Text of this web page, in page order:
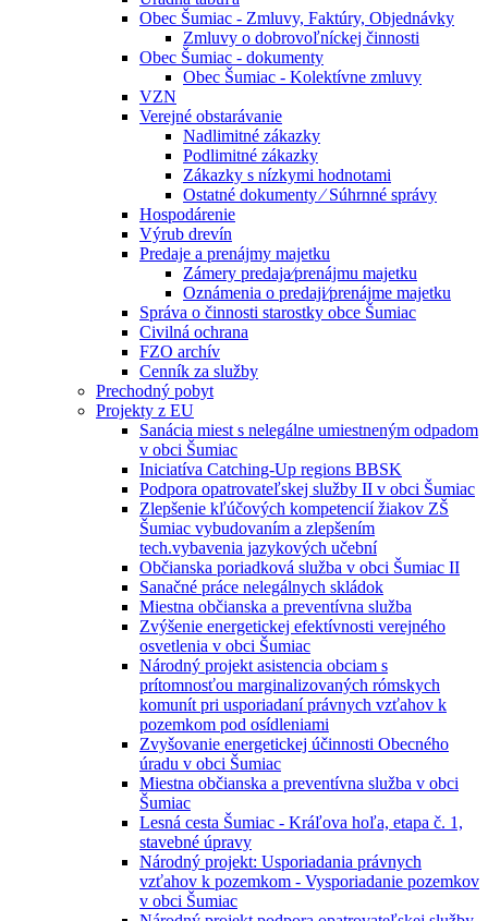
Obec Šumiac - Zmluvy, Faktúry, Objednávky
Zmluvy o dobrovoľníckej činnosti
Obec Šumiac - dokumenty
Obec Šumiac - Kolektívne zmluvy
VZN
Verejné obstarávanie
Nadlimitné zákazky
Podlimitné zákazky
Zákazky s nízkymi hodnotami
Ostatné dokumenty ⁄ Súhrnné správy
Hospodárenie
Výrub drevín
Predaje a prenájmy majetku
Zámery predaja⁄prenájmu majetku
Oznámenia o predaji⁄prenájme majetku
Správa o činnosti starostky obce Šumiac
Civilná ochrana
FZO archív
Cenník za služby
Prechodný pobyt
Projekty z EU
Sanácia miest s nelegálne umiestneným odpadom
v obci Šumiac
Iniciatíva Catching-Up regions BBSK
Podpora opatrovateľskej služby II v obci Šumiac
Zlepšenie kľúčových kompetencií žiakov ZŠ
Šumiac vybudovaním a zlepšením
tech.vybavenia jazykových učební
Občianska poriadková služba v obci Šumiac II
Sanačné práce nelegálnych skládok
Miestna občianska a preventívna služba
Zvýšenie energetickej efektívnosti verejného
osvetlenia v obci Šumiac
Národný projekt asistencia obciam s
prítomnosťou marginalizovaných rómskych
komunít pri usporiadaní právnych vzťahov k
pozemkom pod osídleniami
Zvyšovanie energetickej účinnosti Obecného
úradu v obci Šumiac
Miestna občianska a preventívna služba v obci
Šumiac
Lesná cesta Šumiac - Kráľova hoľa, etapa č. 1,
stavebné úpravy
Národný projekt: Usporiadania právnych
vzťahov k pozemkom - Vysporiadanie pozemkov
v obci Šumiac